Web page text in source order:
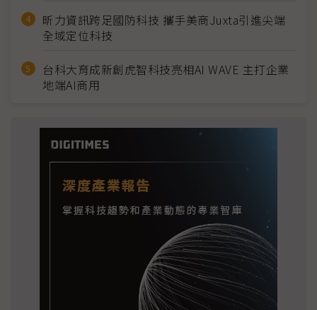
昕力資訊跨足國防科技 攜手美商Juxta引進尖端
全域定位科技
台科大育成新創虎智科技亮相AI WAVE 主打企業
地端AI商用